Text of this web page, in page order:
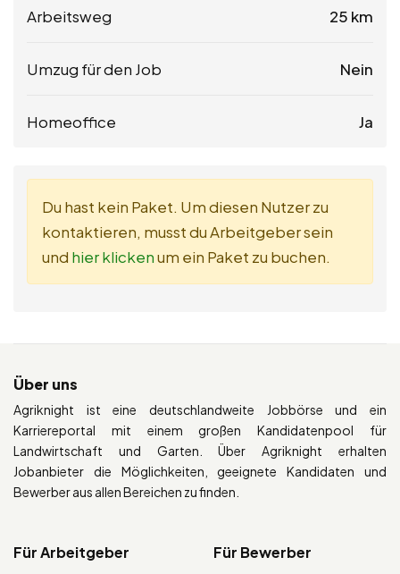
Arbeitsweg 25 km
Umzug für den Job Nein
Homeoffice Ja
Du hast kein Paket. Um diesen Nutzer zu
kontaktieren, musst du Arbeitgeber sein
und hier klickenum ein Paket zu buchen.
Über uns
Agriknight ist eine deutschlandweite Jobbörse und ein
Karriereportal mit einem großen Kandidatenpool für
Landwirtschaft und Garten. Über Agriknight erhalten
Jobanbieter die Möglichkeiten, geeignete Kandidaten und
Bewerber aus allen Bereichen zu finden.
Für Arbeitgeber Für Bewerber